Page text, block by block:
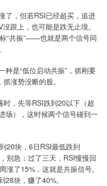
了，但若RSI已经超买，追进
跟上，也可能是跌无止境。
“共振”——也就是两个信号同
种是“低位启动共振”，抓刚要
涨势没断的股。
时，先等RSI跌到20以下（超
场），这时候两个信号碰到一
20块，6日RSI最低跌到
别急；过了三天，RSI慢慢回
涨了15%，这就是共振信号。
块，赚了40%。